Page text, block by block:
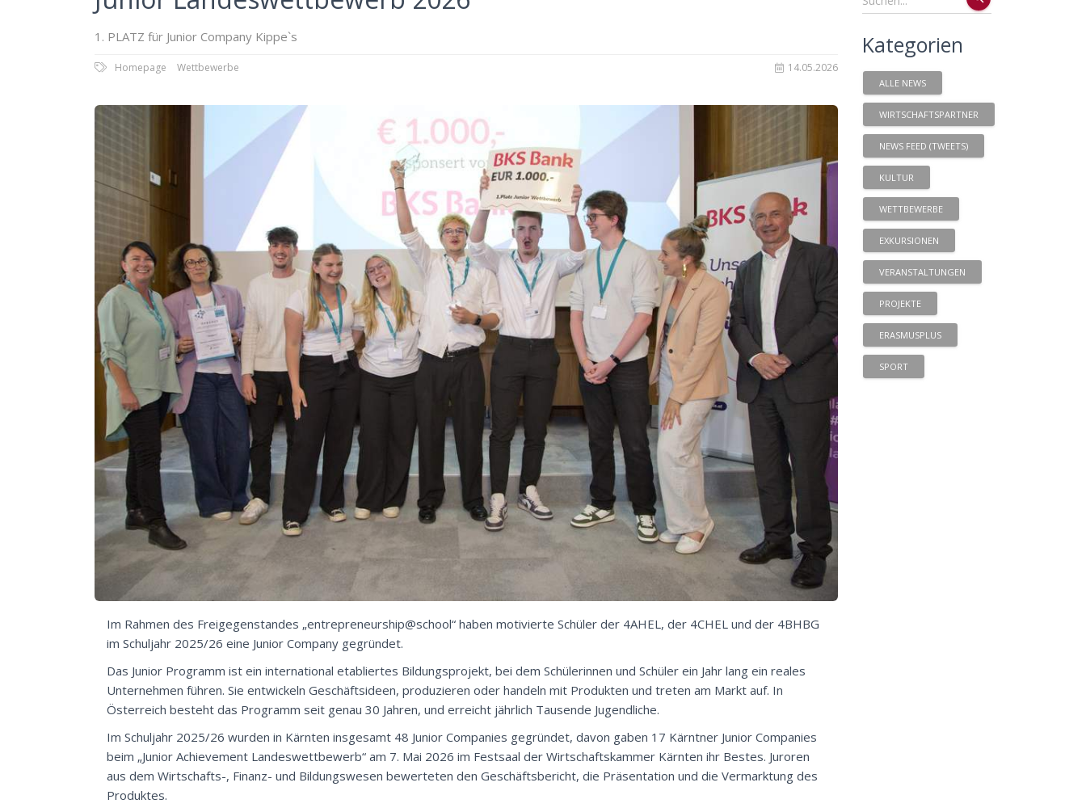
1. PLATZ für Junior Company Kippe`s
14.05.2026
Homepage Wettbewerbe
Im Rahmen des Freigegenstandes „entrepreneurship@school“ haben motivierte Schüler der 4AHEL, der 4CHEL und der 4BHBG
im Schuljahr 2025/26 eine Junior Company gegründet.
Das Junior Programm ist ein international etabliertes Bildungsprojekt, bei dem Schülerinnen und Schüler ein Jahr lang ein reales
Unternehmen führen. Sie entwickeln Geschäftsideen, produzieren oder handeln mit Produkten und treten am Markt auf. In
Österreich besteht das Programm seit genau 30 Jahren, und erreicht jährlich Tausende Jugendliche.
Im Schuljahr 2025/26 wurden in Kärnten insgesamt 48 Junior Companies gegründet, davon gaben 17 Kärntner Junior Companies
beim „Junior Achievement Landeswettbewerb“ am 7. Mai 2026 im Festsaal der Wirtschaftskammer Kärnten ihr Bestes. Juroren
aus dem Wirtschafts-, Finanz- und Bildungswesen bewerteten den Geschäftsbericht, die Präsentation und die Vermarktung des
Produktes.
Kategorien
ALLE NEWS
WIRTSCHAFTSPARTNER
NEWS FEED (TWEETS)
KULTUR
WETTBEWERBE
EXKURSIONEN
VERANSTALTUNGEN
PROJEKTE
ERASMUSPLUS
SPORT